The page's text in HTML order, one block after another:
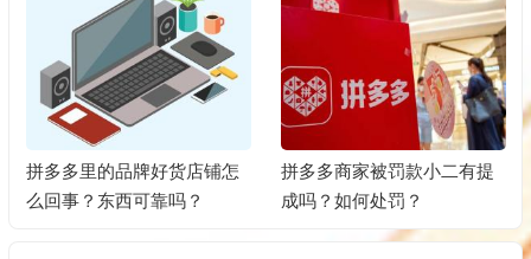
拼多多里的品牌好货店铺怎
么回事？东西可靠吗？
拼多多商家被罚款小二有提
成吗？如何处罚？